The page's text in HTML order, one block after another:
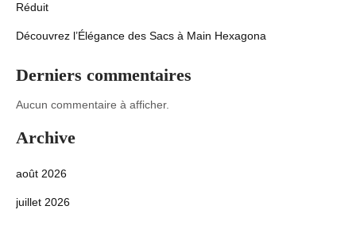
Réduit
Découvrez l’Élégance des Sacs à Main Hexagona
Derniers commentaires
Aucun commentaire à afficher.
Archive
août 2026
juillet 2026